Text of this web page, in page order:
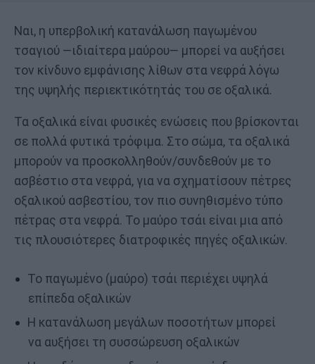
Ναι, η υπερβολική κατανάλωση παγωμένου
τσαγιού —ιδιαίτερα μαύρου— μπορεί να αυξήσει
τον κίνδυνο εμφάνισης λίθων στα νεφρά λόγω
της υψηλής περιεκτικότητάς του σε οξαλικά.
Τα οξαλικά είναι φυσικές ενώσεις που βρίσκονται
σε πολλά φυτικά τρόφιμα. Στο σώμα, τα οξαλικά
μπορούν να προσκολληθούν/συνδεθούν με το
ασβέστιο στα νεφρά, για να σχηματίσουν πέτρες
οξαλικού ασβεστίου, τον πιο συνηθισμένο τύπο
πέτρας στα νεφρά. Το μαύρο τσάι είναι μια από
τις πλουσιότερες διατροφικές πηγές οξαλικών.
Το παγωμένο (μαύρο) τσάι περιέχει υψηλά
επίπεδα οξαλικών
Η κατανάλωση μεγάλων ποσοτήτων μπορεί
να αυξήσει τη συσσώρευση οξαλικών